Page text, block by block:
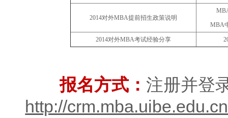
2014对外MBA提前招生政策说明
MBA
2014对外MBA考试经验分享
报名方式： 注册并登
http://